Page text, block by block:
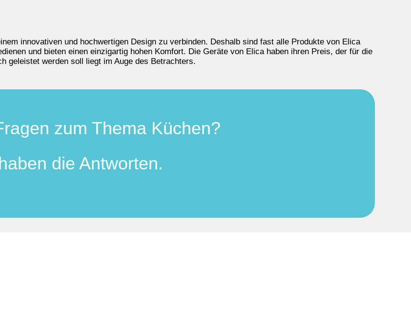
innovativen und hochwertigen Design zu verbinden. Deshalb sind fast alle Produkte von Elica
und bieten einen einzigartig hohen Komfort. Die Geräte von Elica haben ihren Preis, der für die
geleistet werden soll liegt im Auge des Betrachters.
zum Thema Küchen?
die Antworten.